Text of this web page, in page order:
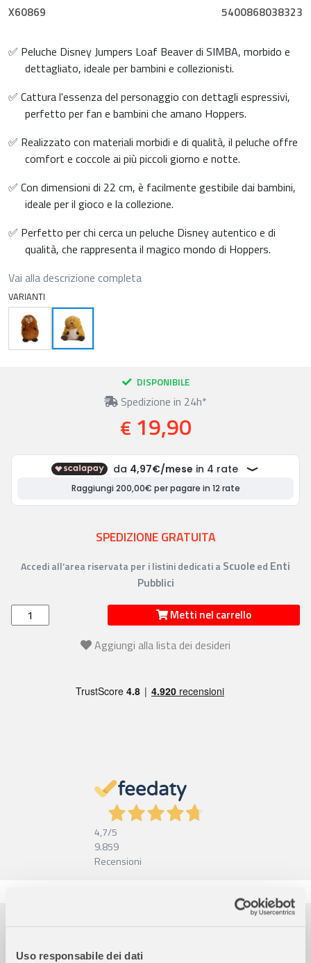
Uso responsabile dei dati
X60869
5400868038323
✅ Peluche Disney Jumpers Loaf Beaver di SIMBA, morbido e
dettagliato, ideale per bambini e collezionisti.
✅ Cattura l'essenza del personaggio con dettagli espressivi,
perfetto per fan e bambini che amano Hoppers.
✅ Realizzato con materiali morbidi e di qualità, il peluche offre
comfort e coccole ai più piccoli giorno e notte.
✅ Con dimensioni di 22 cm, è facilmente gestibile dai bambini,
ideale per il gioco e la collezione.
✅ Perfetto per chi cerca un peluche Disney autentico e di
qualità, che rappresenta il magico mondo di Hoppers.
Vai alla descrizione completa
VARIANTI
DISPONIBILE
Spedizione in 24h*
€ 19,90
SPEDIZIONE GRATUITA
Accedi all’area riservata per i listini dedicati a Scuoleed Enti
Pubblici
Metti nel carrello
Aggiungi alla lista dei desideri
4,7/5
9.859
Recensioni
Garanzia e reso facili